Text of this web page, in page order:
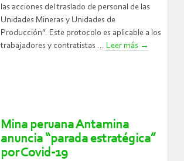
las acciones del traslado de personal de las
Unidades Mineras y Unidades de
Producción”. Este protocolo es aplicable a los
trabajadores y contratistas ... Leer más →
Mina peruana Antamina
anuncia “parada estratégica”
por Covid-19